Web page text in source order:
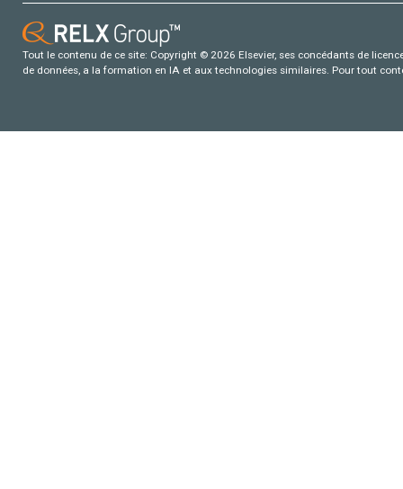
Tout le contenu de ce site: Copyright © 2026 Elsevier, ses concédants de
de données, a la formation en IA et aux technologies similaires. Pour tout